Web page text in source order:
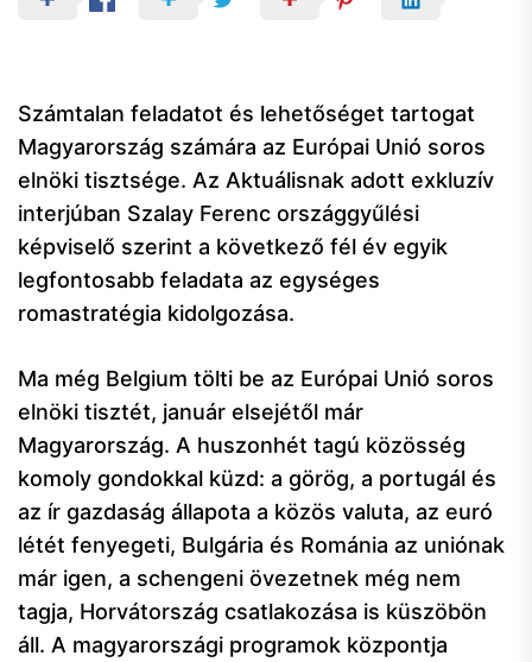
Számtalan feladatot és lehetőséget tartogat
Magyarország számára az Európai Unió soros
elnöki tisztsége. Az Aktuálisnak adott exkluzív
interjúban Szalay Ferenc országgyűlési
képviselő szerint a következő fél év egyik
legfontosabb feladata az egységes
romastratégia kidolgozása.
Ma még Belgium tölti be az Európai Unió soros
elnöki tisztét, január elsejétől már
Magyarország. A huszonhét tagú közösség
komoly gondokkal küzd: a görög, a portugál és
az ír gazdaság állapota a közös valuta, az euró
létét fenyegeti, Bulgária és Románia az uniónak
már igen, a schengeni övezetnek még nem
tagja, Horvátország csatlakozása is küszöbön
áll. A magyarországi programok központja